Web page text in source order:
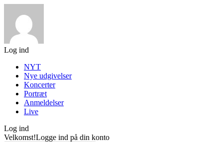
Log ind
NYT
Nye udgivelser
Koncerter
Portræt
Anmeldelser
Live
Log ind
Velkomst!Logge ind på din konto